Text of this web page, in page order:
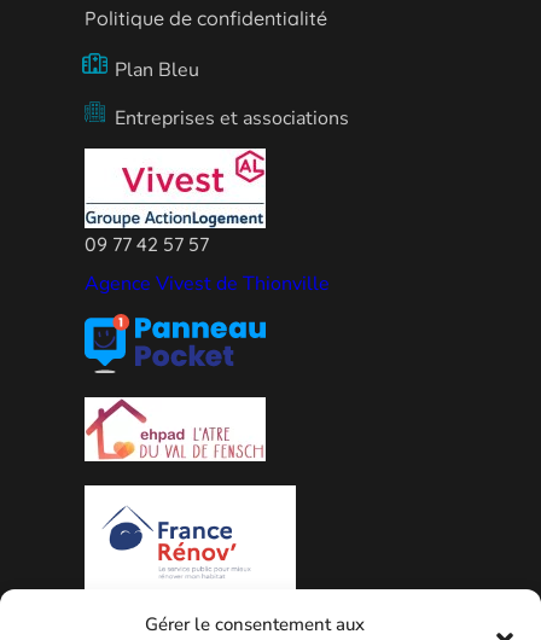
Gérer le consentement aux
Politique de confidentialité
Plan Bleu
Entreprises et associations
09 77 42 57 57
Agence Vivest de Thionville
PLAN DE LA VILLE